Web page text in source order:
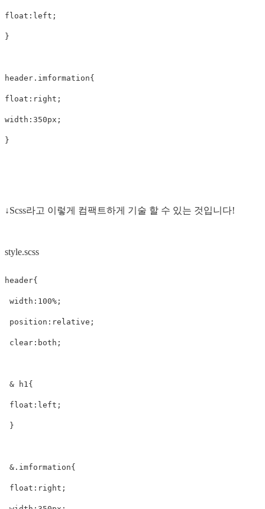
float : left ;
}
header .imformation{
float : right ;
width : 350px ;
}
↓Scss라고 이렇게 컴팩트하게 기술 할 수 있는 것입니다!
style.scss
header{
width : 100% ;
position :relative ;
clear :both ;
& h1 {
float :left ;
}
& .imformation{
float :right ;